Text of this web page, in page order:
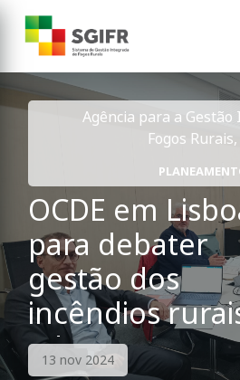
Agência para a
Fogos Rurais,
OCDE em
para debater
gestão dos
incêndios
adaptação
13 nov 2024